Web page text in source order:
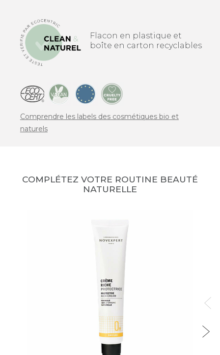
Flacon en plastique et
boîte en carton recyclables
Comprendre les labels des cosmétiques bio et
naturels
COMPLÉTEZ VOTRE ROUTINE BEAUTÉ
NATURELLE